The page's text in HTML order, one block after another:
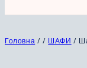
Головна / / ШАФИ /